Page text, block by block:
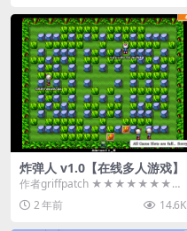
炸弹人 v1.0【在线多人游戏】
作者griffpatch ★★★★★★★★
操作指南 ★★★★★★★★ 使用
箭头...2 年前 14.6K